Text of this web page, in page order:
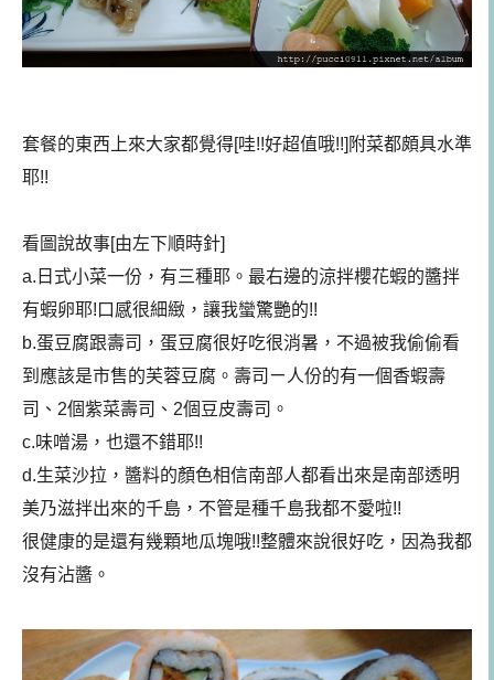
套餐的東西上來大家都覺得[哇!!好超值哦!!]附菜都頗具水準
耶!!
看圖說故事[由左下順時針]
a.日式小菜一份，有三種耶。最右邊的涼拌櫻花蝦的醬拌
有蝦卵耶!口感很細緻，讓我蠻驚艷的!!
b.蛋豆腐跟壽司，蛋豆腐很好吃很消暑，不過被我偷偷看
到應該是市售的芙蓉豆腐。壽司ㄧ人份的有一個香蝦壽
司、2個紫菜壽司、2個豆皮壽司。
c.味噌湯，也還不錯耶!!
d.生菜沙拉，醬料的顏色相信南部人都看出來是南部透明
美乃滋拌出來的千島，不管是種千島我都不愛啦!!
很健康的是還有幾顆地瓜塊哦!!整體來說很好吃，因為我都
沒有沾醬。